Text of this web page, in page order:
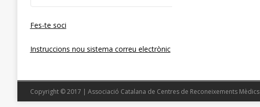
Fes-te soci
Instruccions nou sistema correu electrònic
Copyright © 2017 | Associació Catalana de Centres de Reconeixements Mèdics